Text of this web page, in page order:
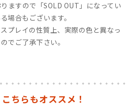
ますので「SOLD OUT」になってい
場合もございます。
プレイの性質上、実際の色と異なっ
でご了承下さい。
ちらもオススメ！